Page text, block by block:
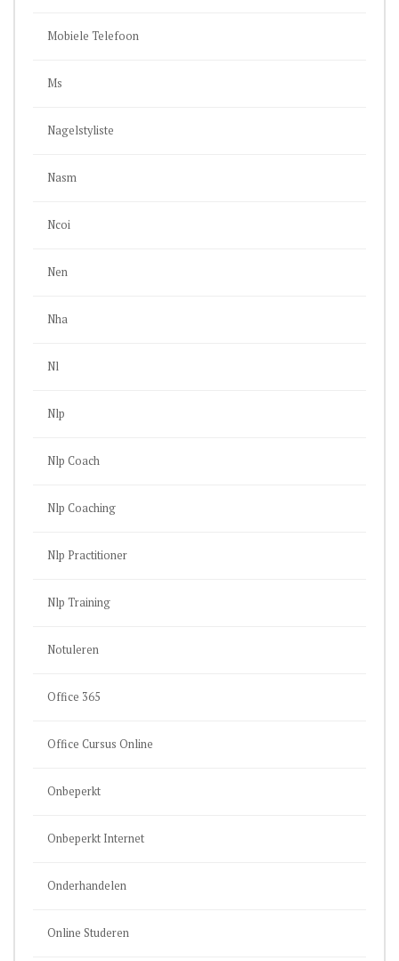
Mobiele Telefoon
Ms
Nagelstyliste
Nasm
Ncoi
Nen
Nha
Nl
Nlp
Nlp Coach
Nlp Coaching
Nlp Practitioner
Nlp Training
Notuleren
Office 365
Office Cursus Online
Onbeperkt
Onbeperkt Internet
Onderhandelen
Online Studeren